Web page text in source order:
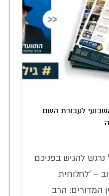
לעבודת השם
נרגש להגיש בפניכם
– 'לחלוחית
247) • בין המדורים: הרב